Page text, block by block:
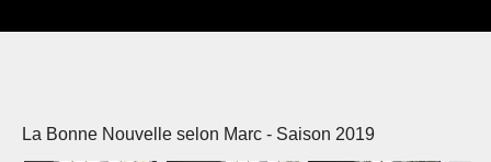
La Bonne Nouvelle selon Marc - Saison 2019